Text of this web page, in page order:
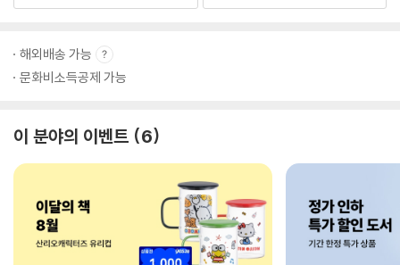
해외배송 가능
문화비소득공제 가능
이 분야의 이벤트 6